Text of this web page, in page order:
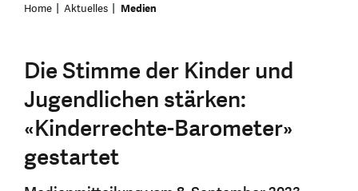
Home Aktuelles Medien
Die Stimme der Kinder und
Jugendlichen stärken:
«Kinderrechte-Barometer»
gestartet